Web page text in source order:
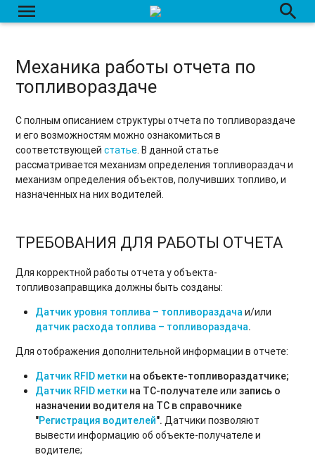
menu search
Механика работы отчета по
топливораздаче
С полным описанием структуры отчета по топливораздаче
и его возможностям можно ознакомиться в
соответствующейстатье. В данной статье
рассматривается механизм определения топливораздач и
механизм определения объектов, получивших топливо, и
назначенных на них водителей.
ТРЕБОВАНИЯ ДЛЯ РАБОТЫ ОТЧЕТА
Для корректной работы отчета у объекта-
топливозаправщика должны быть созданы:
Датчик уровня топлива – топливораздачаи/или
датчик расхода топлива – топливораздача.
Для отображения дополнительной информации в отчете:
Датчик RFID метки на объекте-топливораздатчике;
Датчик RFID метки на ТС-получателеилизапись о
назначении водителя на ТС в справочнике
"Регистрация водителей". Датчики позволяют
вывести информацию об объекте-получателе и
водителе;